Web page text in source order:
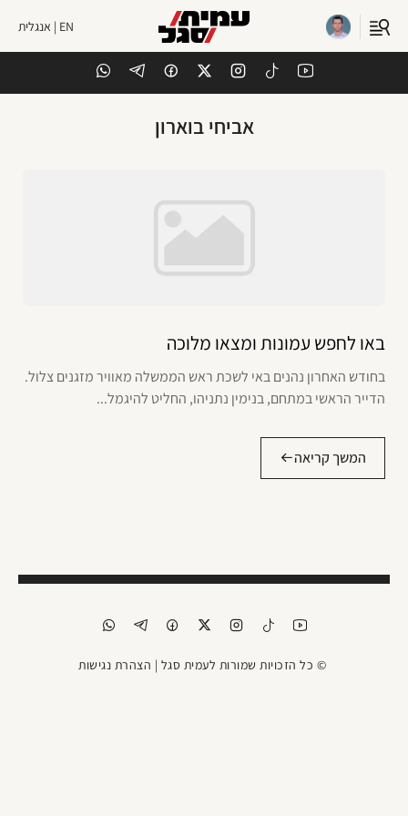
EN | אנגלית
אביחי בוארון
באו לחפש עמונות ומצאו מלוכה
בחודש האחרון נהנים באי לשכת ראש הממשלה מאוויר מזגנים צלול.
הדייר הראשי במתחם, בנימין נתניהו, החליט להיגמל...
המשך קריאה
© כל הזכויות שמורות לעמית סגל | הצהרת נגישות